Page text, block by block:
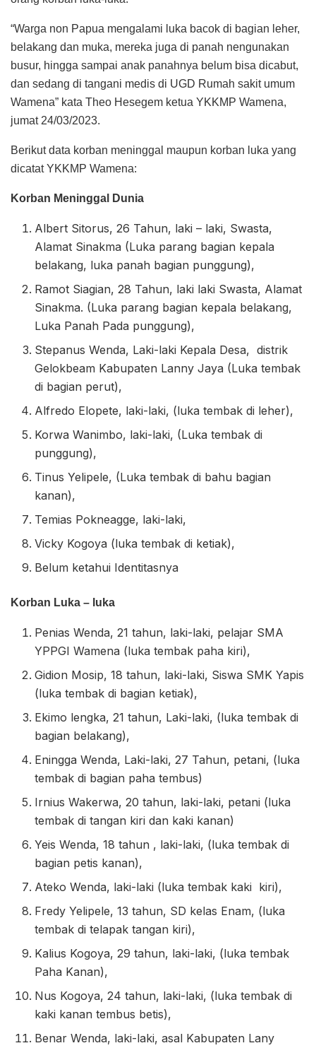
“Warga non Papua mengalami luka bacok di bagian leher,
belakang dan muka, mereka juga di panah nengunakan
busur, hingga sampai anak panahnya belum bisa dicabut,
dan sedang di tangani medis di UGD Rumah sakit umum
Wamena” kata Theo Hesegem ketua YKKMP Wamena,
jumat 24/03/2023.
Berikut data korban meninggal maupun korban luka yang
dicatat YKKMP Wamena:
Korban Meninggal Dunia
Albert Sitorus, 26 Tahun, laki – laki, Swasta,
Alamat Sinakma (Luka parang bagian kepala
belakang, luka panah bagian punggung),
Ramot Siagian, 28 Tahun, laki laki Swasta, Alamat
Sinakma. (Luka parang bagian kepala belakang,
Luka Panah Pada punggung),
Stepanus Wenda, Laki-laki Kepala Desa, distrik
Gelokbeam Kabupaten Lanny Jaya (Luka tembak
di bagian perut),
Alfredo Elopete, laki-laki, (luka tembak di leher),
Korwa Wanimbo, laki-laki, (Luka tembak di
punggung),
Tinus Yelipele, (Luka tembak di bahu bagian
kanan),
Temias Pokneagge, laki-laki,
Vicky Kogoya (luka tembak di ketiak),
Belum ketahui Identitasnya
Korban Luka – luka
Penias Wenda, 21 tahun, laki-laki, pelajar SMA
YPPGI Wamena (luka tembak paha kiri),
Gidion Mosip, 18 tahun, laki-laki, Siswa SMK Yapis
(luka tembak di bagian ketiak),
Ekimo lengka, 21 tahun, Laki-laki, (luka tembak di
bagian belakang),
Eningga Wenda, Laki-laki, 27 Tahun, petani, (luka
tembak di bagian paha tembus)
Irnius Wakerwa, 20 tahun, laki-laki, petani (luka
tembak di tangan kiri dan kaki kanan)
Yeis Wenda, 18 tahun , laki-laki, (luka tembak di
bagian petis kanan),
Ateko Wenda, laki-laki (luka tembak kaki kiri),
Fredy Yelipele, 13 tahun, SD kelas Enam, (luka
tembak di telapak tangan kiri),
Kalius Kogoya, 29 tahun, laki-laki, (luka tembak
Paha Kanan),
Nus Kogoya, 24 tahun, laki-laki, (luka tembak di
kaki kanan tembus betis),
Benar Wenda, laki-laki, asal Kabupaten Lany